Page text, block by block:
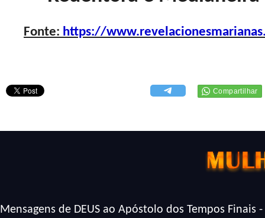
Fonte: https://
Mensagens de DEUS ao Apóstolo dos Tempos Finais -